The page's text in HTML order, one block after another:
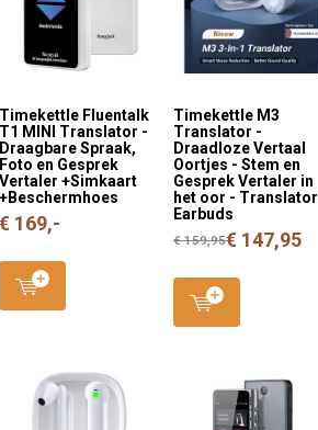
Timekettle Fluentalk
T1 MINI Translator -
Draagbare Spraak,
Foto en Gesprek
Vertaler +Simkaart
+Beschermhoes
€ 169,-
Timekettle M3
Translator -
Draadloze Vertaal
Oortjes - Stem en
Gesprek Vertaler in
het oor - Translator
Earbuds
€ 159,95€ 147,95